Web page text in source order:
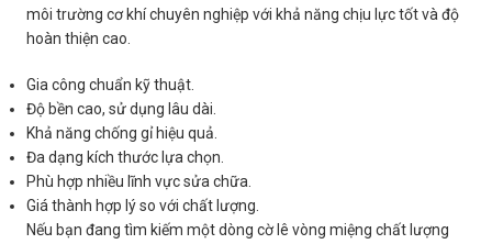
môi trường cơ khí chuyên nghiệp với khả năng chịu lực tốt và độ
hoàn thiện cao.
Gia công chuẩn kỹ thuật.
Độ bền cao, sử dụng lâu dài.
Khả năng chống gỉ hiệu quả.
Đa dạng kích thước lựa chọn.
Phù hợp nhiều lĩnh vực sửa chữa.
Giá thành hợp lý so với chất lượng.
Nếu bạn đang tìm kiếm một dòng cờ lê vòng miệng chất lượng